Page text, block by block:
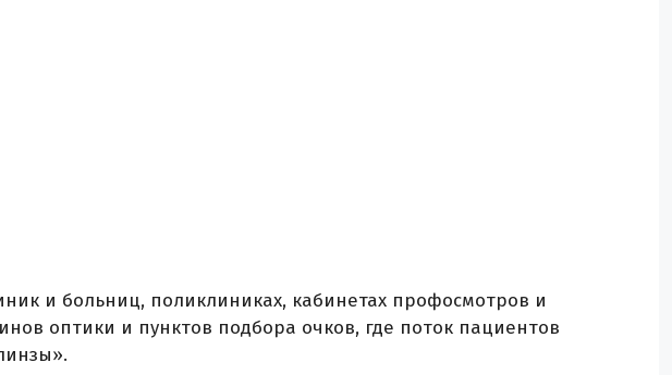
и больниц, поликлиниках, кабинетах профосмотров и
оптики и пунктов подбора очков, где поток пациентов